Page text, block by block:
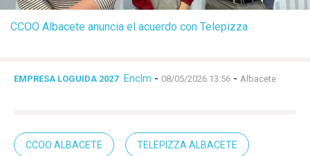
CCOO Albacete anuncia el acuerdo con Telepizza
EMPRESA LOGUIDA 2027 Enclm - 08/05/2026 13:56 - Albacete
CCOO ALBACETE TELEPIZZA ALBACETE